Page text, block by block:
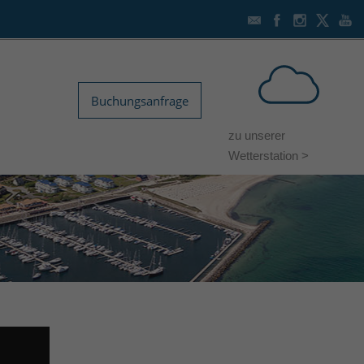
Buchungsanfrage
zu unserer
Wetterstation >